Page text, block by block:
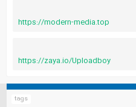
https://modern-media.top
https://zaya.io/Uploadboy
tags